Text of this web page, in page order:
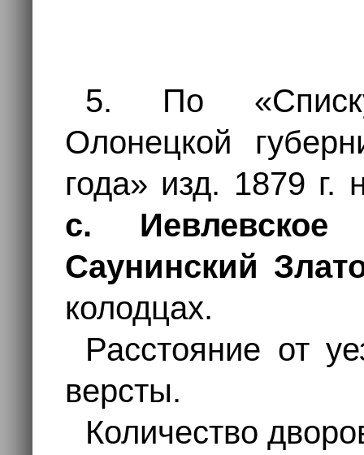
5. По
Олонецкой
года» изд. 1879 г.
с.
Саунинский
колодцах.
Расстояние от
версты.
Количество